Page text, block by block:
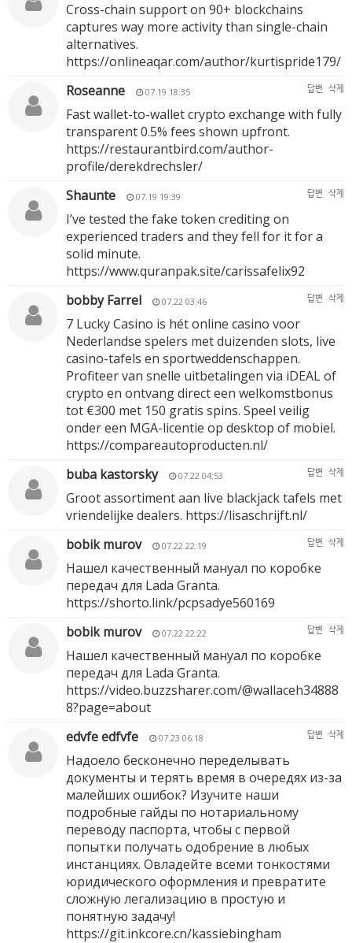
Cross-chain support on 90+ blockchains
captures way more activity than single-chain
alternatives.
https://onlineaqar.com/author/kurtispride179/
Roseanne
07.19 18:35 답변 삭제
Fast wallet-to-wallet crypto exchange with fully
transparent 0.5% fees shown upfront.
https://restaurantbird.com/author-
profile/derekdrechsler/
Shaunte
07.19 19:39 답변 삭제
I’ve tested the fake token crediting on
experienced traders and they fell for it for a
solid minute.
https://www.quranpak.site/carissafelix92
bobby Farrel
07.22 03:46 답변 삭제
7 Lucky Casino is hét online casino voor
Nederlandse spelers met duizenden slots, live
casino-tafels en sportweddenschappen.
Profiteer van snelle uitbetalingen via iDEAL of
crypto en ontvang direct een welkomstbonus
tot €300 met 150 gratis spins. Speel veilig
onder een MGA-licentie op desktop of mobiel.
https://compareautoproducten.nl/
buba kastorsky
07.22 04:53 답변 삭제
Groot assortiment aan live blackjack tafels met
vriendelijke dealers. https://lisaschrijft.nl/
bobik murov
07.22 22:19 답변 삭제
Нашел качественный мануал по коробке
передач для Lada Granta.
https://shorto.link/pcpsadye560169
bobik murov
07.22 22:22 답변 삭제
Нашел качественный мануал по коробке
передач для Lada Granta.
https://video.buzzsharer.com/@wallaceh34888
8?page=about
edvfe edfvfe
07.23 06:18 답변 삭제
Надоело бесконечно переделывать
документы и терять время в очередях из-за
малейших ошибок? Изучите наши
подробные гайды по нотариальному
переводу паспорта, чтобы с первой
попытки получать одобрение в любых
инстанциях. Овладейте всеми тонкостями
юридического оформления и превратите
сложную легализацию в простую и
понятную задачу!
https://git.inkcore.cn/kassiebingham